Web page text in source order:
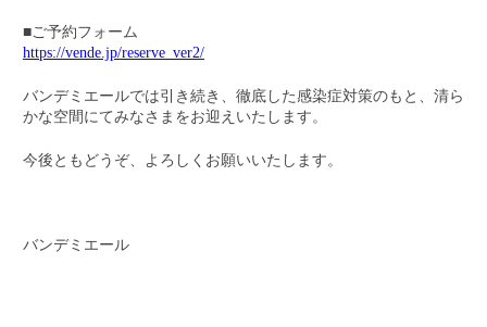
■ご予約フォーム
https://vende.jp/reserve_ver2/
バンデミエールでは引き続き、徹底した感染症対策のもと、清ら
かな空間にてみなさまをお迎えいたします。
今後ともどうぞ、よろしくお願いいたします。
バンデミエール